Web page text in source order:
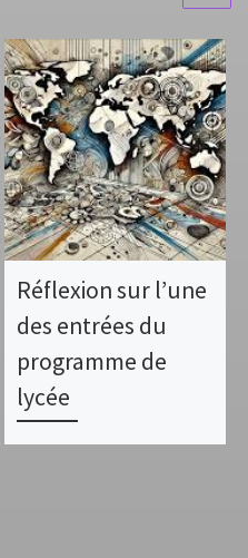
Réflexion sur l’une
des entrées du
programme de
lycée